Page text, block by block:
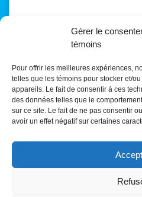
Gérer le
témoins
Pour offrir les meilleures expériences,
telles que les témoins pour stocker et/
appareils. Le fait de consentir à ces
des données telles que le
sur ce site. Le fait de ne pas consentir
avoir un effet négatif sur certaines